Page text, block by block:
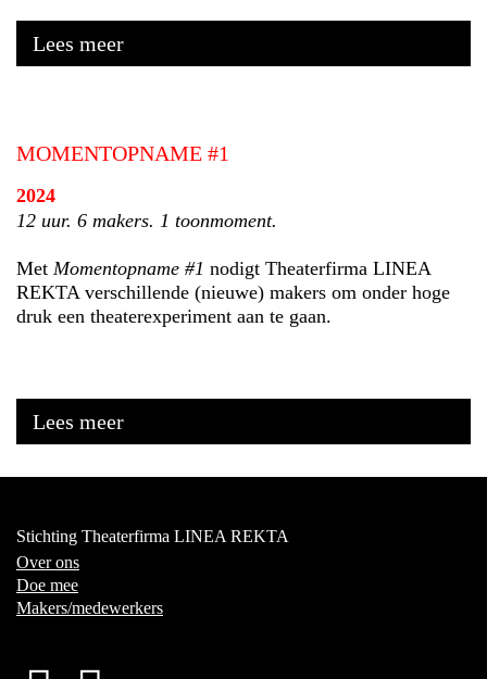
Lees meer
MOMENTOPNAME #1
2024
12 uur. 6 makers. 1 toonmoment.
Met Momentopname #1 nodigt Theaterfirma LINEA
REKTA verschillende (nieuwe) makers om onder hoge
druk een theaterexperiment aan te gaan.
Lees meer
Stichting Theaterfirma LINEA REKTA
Over ons
Doe mee
Makers/medewerkers